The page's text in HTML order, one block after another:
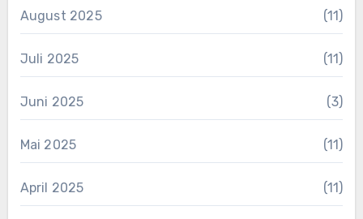
August 2025 (11)
Juli 2025 (11)
Juni 2025 (3)
Mai 2025 (11)
April 2025 (11)